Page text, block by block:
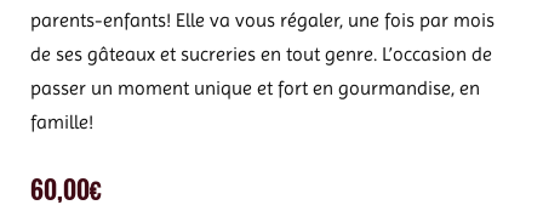
parents-enfants! Elle va vous régaler, une fois par mois
de ses gâteaux et sucreries en tout genre. L’occasion de
passer un moment unique et fort en gourmandise, en
famille!
60,00€